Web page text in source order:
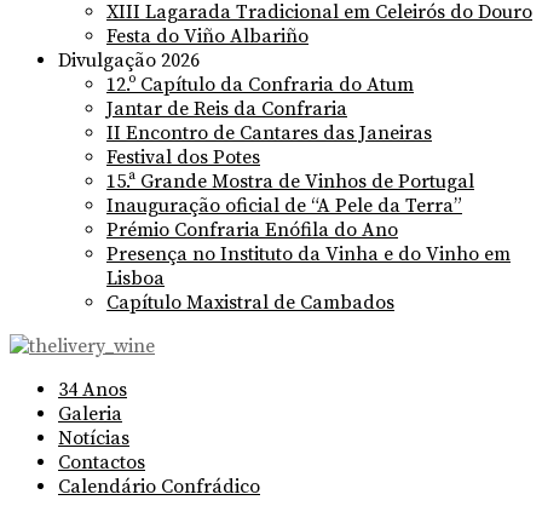
XIII Lagarada Tradicional em Celeirós do Douro
Festa do Viño Albariño
Divulgação 2026
12.º Capítulo da Confraria do Atum
Jantar de Reis da Confraria
II Encontro de Cantares das Janeiras
Festival dos Potes
15.ª Grande Mostra de Vinhos de Portugal
Inauguração oficial de “A Pele da Terra”
Prémio Confraria Enófila do Ano
Presença no Instituto da Vinha e do Vinho em
Lisboa
Capítulo Maxistral de Cambados
34 Anos
Galeria
Notícias
Contactos
Calendário Confrádico